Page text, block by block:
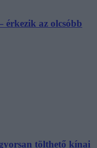
az olcsóbb
tölthető kínai